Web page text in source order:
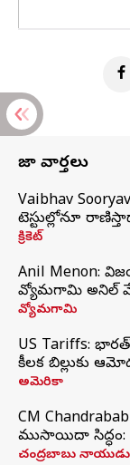
తాజా వార్తలు
Vaibhav
టెస్టుల్లోనూ
క్రికెట్
Anil Menon:
వ్యోమగామి అనిల్‌
వ్యోమగామి
US Tariffs:
కీలక బిల్లుకు
అమెరికా
CM
ముసాయిదా సిద్ధం:
చంద్రబాబు నాయుడు